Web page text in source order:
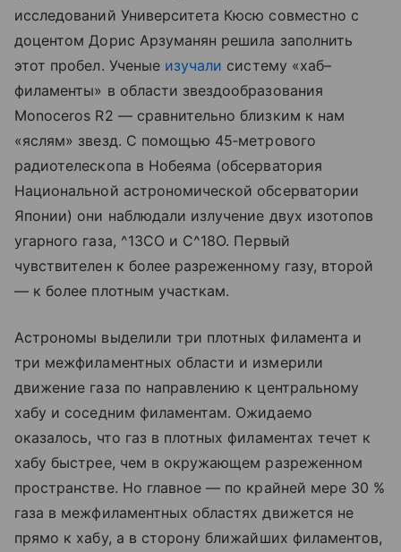
исследований Университета Кюсю совместно с
доцентом Дорис Арзуманян решила заполнить
этот пробел. Ученые изучали систему «хаб–
филаменты» в области звездообразования
Monoceros R2 — сравнительно близким к нам
«яслям» звезд. С помощью 45‑метрового
радиотелескопа в Нобеяма (обсерватория
Национальной астрономической обсерватории
Японии) они наблюдали излучение двух изотопов
угарного газа, ^13CO и C^18O. Первый
чувствителен к более разреженному газу, второй
— к более плотным участкам.
Астрономы выделили три плотных филамента и
три межфиламентных области и измерили
движение газа по направлению к центральному
хабу и соседним филаментам. Ожидаемо
оказалось, что газ в плотных филаментах течет к
хабу быстрее, чем в окружающем разреженном
пространстве. Но главное — по крайней мере 30 %
газа в межфиламентных областях движется не
прямо к хабу, а в сторону ближайших филаментов,